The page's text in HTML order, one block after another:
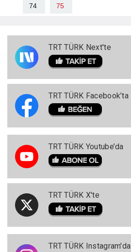
74 75
TRT TÜRK Next'te
TRT TÜRK Facebook’ta
TRT TÜRK Youtube’da
TRT TÜRK X'te
TRT TÜRK Instagram'da